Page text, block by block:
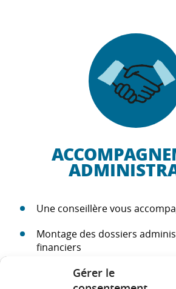
Gérer le
Une conseillère vous
Montage des dossiers
financiers